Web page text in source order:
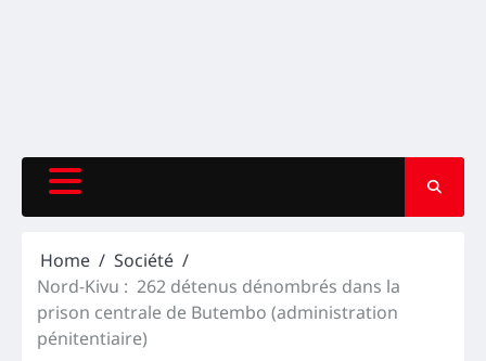
Home
Société
Nord-Kivu : 262 détenus dénombrés dans la
prison centrale de Butembo (administration
pénitentiaire)